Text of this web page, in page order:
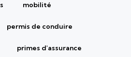
mobilité
permis de conduire
primes d'assurance